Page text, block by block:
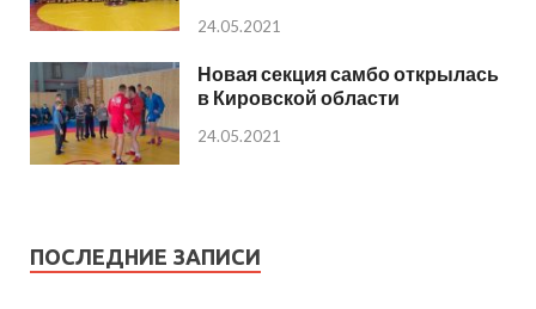
24.05.2021
Новая секция самбо открылась
в Кировской области
24.05.2021
ПОСЛЕДНИЕ ЗАПИСИ